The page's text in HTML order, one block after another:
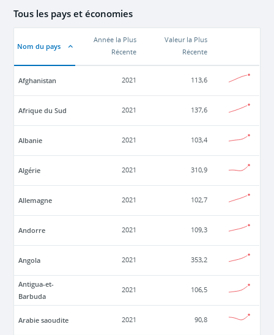
Tous les pays et économies
Nom du pays
Année la Plus
Récente
Valeur la Plus
Récente
Afghanistan 2021 113,6
Afrique du Sud 2021 137,6
Albanie 2021 103,4
Algérie 2021 310,9
Allemagne 2021 102,7
Andorre 2021 109,3
Angola 2021 353,2
Antigua-et-
Barbuda
2021 106,5
Arabie saoudite 2021 90,8